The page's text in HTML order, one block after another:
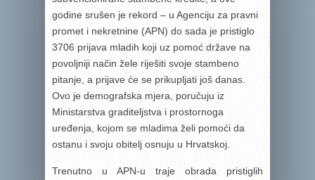
godine srušen je rekord – u Agenciju za pravni
promet i nekretnine (APN) do sada je pristiglo
3706 prijava mladih koji uz pomoć države na
povoljniji način žele riješiti svoje stambeno
pitanje, a prijave će se prikupljati još danas.
Ovo je demografska mjera, poručuju iz
Ministarstva graditeljstva i prostornoga
uređenja, kojom se mladima želi pomoći da
ostanu i svoju obitelj osnuju u Hrvatskoj.
Trenutno u APN-u traje obrada pristiglih